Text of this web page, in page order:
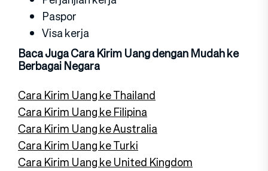
Paspor
Visa kerja
Baca Juga Cara Kirim Uang dengan Mudah ke
Berbagai Negara
Cara Kirim Uang ke Thailand
Cara Kirim Uang ke Filipina
Cara Kirim Uang ke Australia
Cara Kirim Uang ke Turki
Cara Kirim Uang ke United Kingdom